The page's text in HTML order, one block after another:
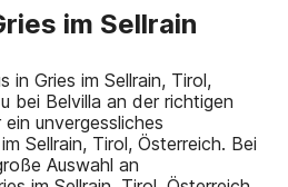
im Sellrain
in Gries im Sellrain, Tirol,
bei Belvilla an der richtigen
unvergessliches
Sellrain, Tirol, Österreich. Bei
Auswahl an